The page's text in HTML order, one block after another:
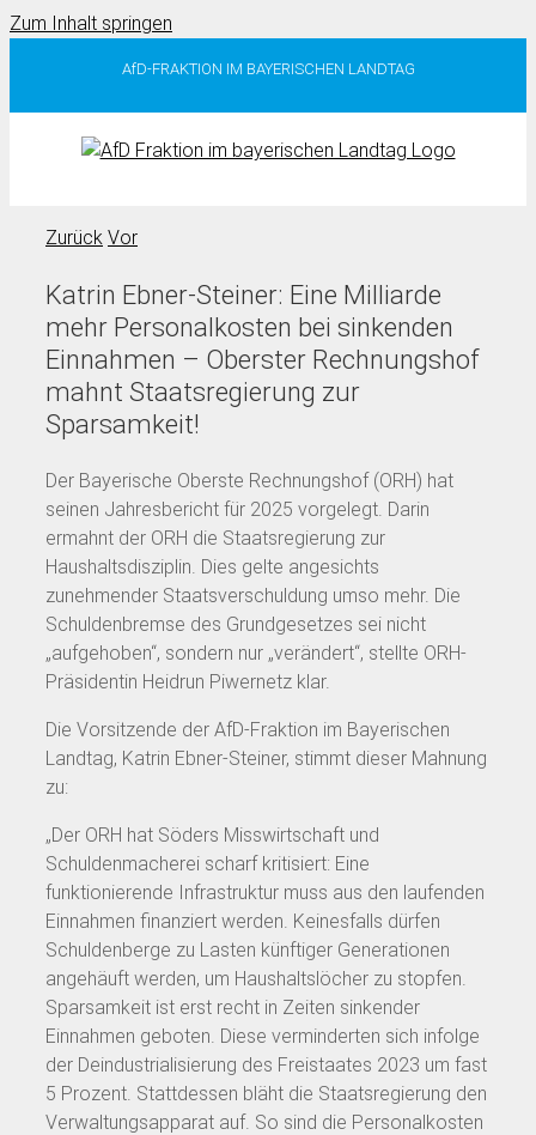
Zum Inhalt springen
AfD-FRAKTION IM BAYERISCHEN LANDTAG
Zurück Vor
Katrin Ebner-Steiner: Eine Milliarde
mehr Personalkosten bei sinkenden
Einnahmen – Oberster Rechnungshof
mahnt Staatsregierung zur
Sparsamkeit!
Der Bayerische Oberste Rechnungshof (ORH) hat
seinen Jahresbericht für 2025 vorgelegt. Darin
ermahnt der ORH die Staatsregierung zur
Haushaltsdisziplin. Dies gelte angesichts
zunehmender Staatsverschuldung umso mehr. Die
Schuldenbremse des Grundgesetzes sei nicht
„aufgehoben“, sondern nur „verändert“, stellte ORH-
Präsidentin Heidrun Piwernetz klar.
Die Vorsitzende der AfD-Fraktion im Bayerischen
Landtag, Katrin Ebner-Steiner, stimmt dieser Mahnung
zu:
„Der ORH hat Söders Misswirtschaft und
Schuldenmacherei scharf kritisiert: Eine
funktionierende Infrastruktur muss aus den laufenden
Einnahmen finanziert werden. Keinesfalls dürfen
Schuldenberge zu Lasten künftiger Generationen
angehäuft werden, um Haushaltslöcher zu stopfen.
Sparsamkeit ist erst recht in Zeiten sinkender
Einnahmen geboten. Diese verminderten sich infolge
der Deindustrialisierung des Freistaates 2023 um fast
5 Prozent. Stattdessen bläht die Staatsregierung den
Verwaltungsapparat auf. So sind die Personalkosten